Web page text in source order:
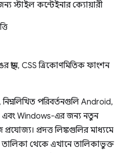
স্টাইল কন্টেইনার ক্যোয়ারী
CSS ত্রিকোণমিতিক ফাংশন
পরিবর্তনগুলি Android,
এবং Windows-এর জন্য নতুন
প্রদত্ত লিঙ্কগুলির মাধ্যমে
থেকে এখানে তালিকাভুক্ত